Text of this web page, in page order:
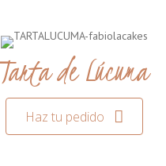
Tarta de Lúcuma
Haz tu pedido